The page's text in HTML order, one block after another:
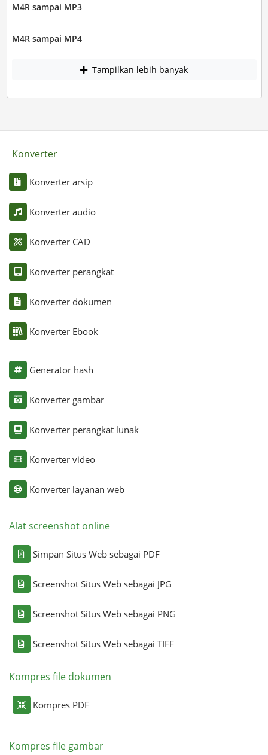
M4R sampai MP3
M4R sampai MP4
Tampilkan lebih banyak
Konverter
Konverter arsip
Konverter audio
Konverter CAD
Konverter perangkat
Konverter dokumen
Konverter Ebook
Generator hash
Konverter gambar
Konverter perangkat lunak
Konverter video
Konverter layanan web
Alat screenshot online
Simpan Situs Web sebagai PDF
Screenshot Situs Web sebagai JPG
Screenshot Situs Web sebagai PNG
Screenshot Situs Web sebagai TIFF
Kompres file dokumen
Kompres PDF
Kompres file gambar